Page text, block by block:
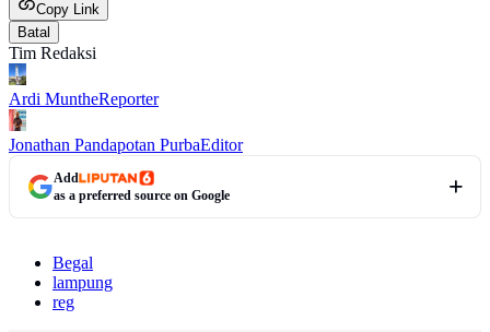
Copy Link
Batal
Tim Redaksi
Ardi MuntheReporter
Jonathan Pandapotan PurbaEditor
Add
as a preferred source on Google
Begal
lampung
reg